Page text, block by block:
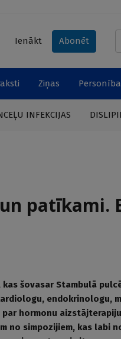
Ienākt Abonēt
Ziņas
INFEKCIJAS
patīkami.
kas šovasar Stambulā
endokrinologu,
par hormonu
no simpozijiem, kas